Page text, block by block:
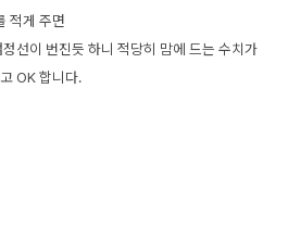
적게 주면
선이 번진듯 하니 적당히 맘에 드는 수치가
OK 합니다.